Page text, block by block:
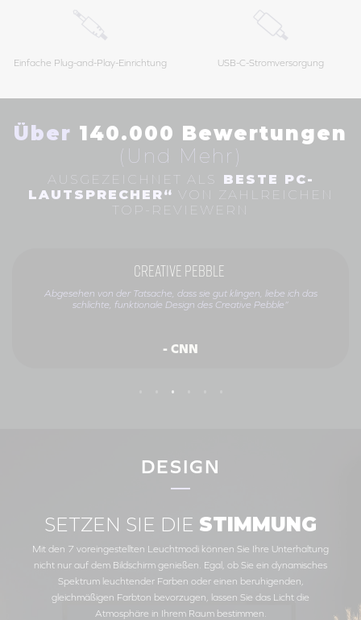
Einfache Plug-and-Play-Einrichtung USB-C-Stromversorgung
Über 140.000 Bewertungen
(Und Mehr)
AUSGEZEICHNET ALS
BESTE PC-
LAUTSPRECHER“ VON ZAHLREICHEN
TOP-REVIEWERN
Creative Pebble
Abgesehen von der Tatsache, dass sie gut klingen, liebe ich das
schlichte, funktionale Design des Creative Pebble“
- CNN
DESIGN
SETZEN SIE DIE STIMMUNG
Mit den 7 voreingestellten Leuchtmodi können Sie Ihre Unterhaltung
nicht nur auf dem Bildschirm genießen. Egal, ob Sie ein dynamisches
Spektrum leuchtender Farben oder einen beruhigenden,
gleichmäßigen Farbton bevorzugen, lassen Sie das Licht die
Atmosphäre in Ihrem Raum bestimmen.